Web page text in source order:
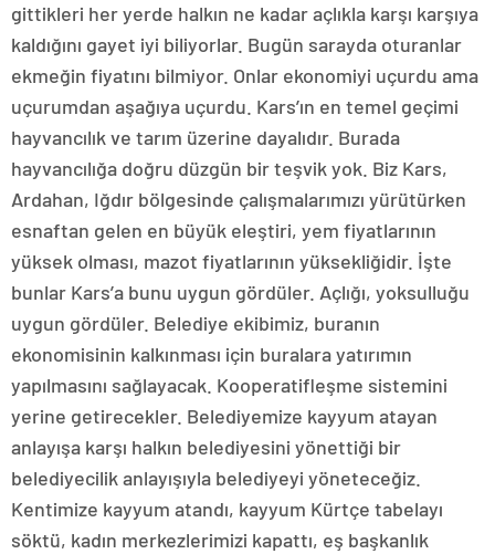
gittikleri her yerde halkın ne kadar açlıkla karşı karşıya
kaldığını gayet iyi biliyorlar. Bugün sarayda oturanlar
ekmeğin fiyatını bilmiyor. Onlar ekonomiyi uçurdu ama
uçurumdan aşağıya uçurdu. Kars’ın en temel geçimi
hayvancılık ve tarım üzerine dayalıdır. Burada
hayvancılığa doğru düzgün bir teşvik yok. Biz Kars,
Ardahan, Iğdır bölgesinde çalışmalarımızı yürütürken
esnaftan gelen en büyük eleştiri, yem fiyatlarının
yüksek olması, mazot fiyatlarının yüksekliğidir. İşte
bunlar Kars’a bunu uygun gördüler. Açlığı, yoksulluğu
uygun gördüler. Belediye ekibimiz, buranın
ekonomisinin kalkınması için buralara yatırımın
yapılmasını sağlayacak. Kooperatifleşme sistemini
yerine getirecekler. Belediyemize kayyum atayan
anlayışa karşı halkın belediyesini yönettiği bir
belediyecilik anlayışıyla belediyeyi yöneteceğiz.
Kentimize kayyum atandı, kayyum Kürtçe tabelayı
söktü, kadın merkezlerimizi kapattı, eş başkanlık